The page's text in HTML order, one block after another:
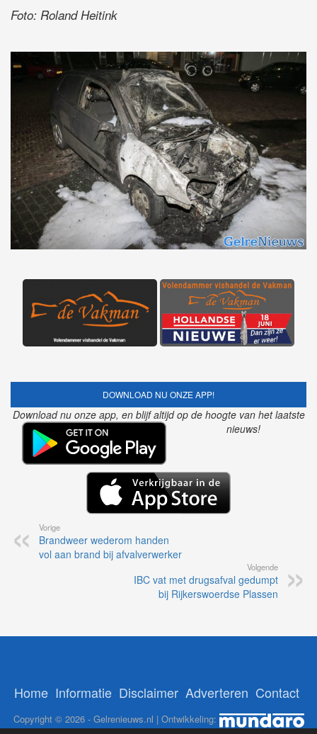
Foto: Roland Heitink
DOWNLOAD NU ONZE APP!
Download nu onze app, en blijf altijd op de hoogte van het laatste
nieuws!
Vorige
Brandweer wederom handen
vol aan brand bij afvalverwerker
Volgende
IBC vat met drugsafval gedumpt
bij Rijkerswoerdse Plassen
Home Informatie Disclaimer Adverteren Contact
Copyright © 2026 - Gelrenieuws.nl | Ontwikkeling: